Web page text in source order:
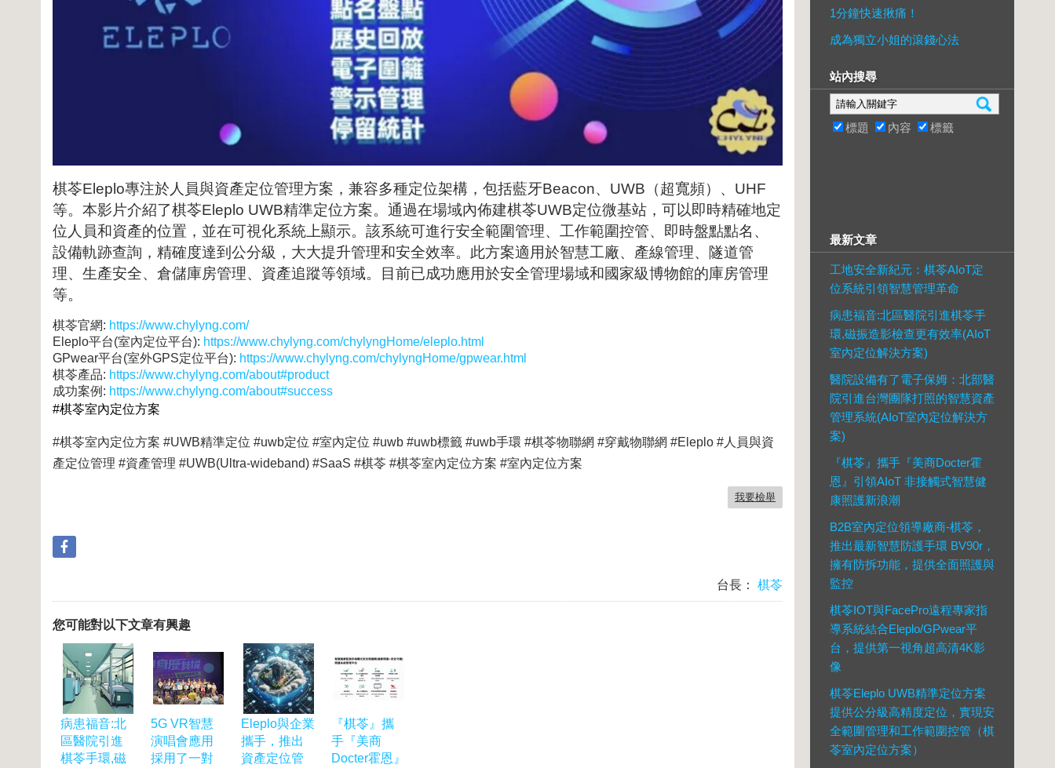
棋苓Eleplo專注於人員與資產定位管理方案，兼容多種定位架構，包括藍牙Beacon、UWB（超寬頻）、UHF
等。本影片介紹了棋苓Eleplo UWB精準定位方案。通過在場域內佈建棋苓UWB定位微基站，可以即時精確地定
位人員和資產的位置，並在可視化系統上顯示。該系統可進行安全範圍管理、工作範圍控管、即時盤點點名、
設備軌跡查詢，精確度達到公分級，大大提升管理和安全效率。此方案適用於智慧工廠、產線管理、隧道管
理、生產安全、倉儲庫房管理、資產追蹤等領域。目前已成功應用於安全管理場域和國家級博物館的庫房管理
等。
棋苓官網: https://www.chylyng.com/
Eleplo平台(室內定位平台): https://www.chylyng.com/chylyngHome/eleplo.html
GPwear平台(室外GPS定位平台): https://www.chylyng.com/chylyngHome/gpwear.html
棋苓產品: https://www.chylyng.com/about#product
成功案例: https://www.chylyng.com/about#success
#棋苓室內定位方案
#棋苓室內定位方案 #UWB精準定位 #uwb定位 #室內定位 #uwb #uwb標籤 #uwb手環 #棋苓物聯網 #穿戴物聯網 #Eleplo #人員與資
產定位管理 #資產管理 #UWB(Ultra-wideband) #SaaS #棋苓 #棋苓室內定位方案 #室內定位方案
我要檢舉
台長： 棋苓
您可能對以下文章有興趣
病患福音:北
區醫院引進
棋苓手環,磁
5G VR智慧
演唱會應用
採用了一對
Eleplo與企業
攜手，推出
資產定位管
『棋苓』攜
手『美商
Docter霍恩』
1分鐘快速揪痛！
成為獨立小姐的滾錢心法
站內搜尋
標題 內容 標籤
最新文章
工地安全新紀元：棋苓AIoT定
位系統引領智慧管理革命
病患福音:北區醫院引進棋苓手
環,磁振造影檢查更有效率(AIoT
室內定位解決方案)
醫院設備有了電子保姆：北部醫
院引進台灣團隊打照的智慧資產
管理系統(AIoT室內定位解決方
案)
『棋苓』攜手『美商Docter霍
恩』引領AIoT 非接觸式智慧健
康照護新浪潮
B2B室內定位領導廠商-棋苓，
推出最新智慧防護手環 BV90r，
擁有防拆功能，提供全面照護與
監控
棋苓IOT與FacePro遠程專家指
導系統結合Eleplo/GPwear平
台，提供第一視角超高清4K影
像
棋苓Eleplo UWB精準定位方案
提供公分級高精度定位，實現安
全範圍管理和工作範圍控管（棋
苓室內定位方案）